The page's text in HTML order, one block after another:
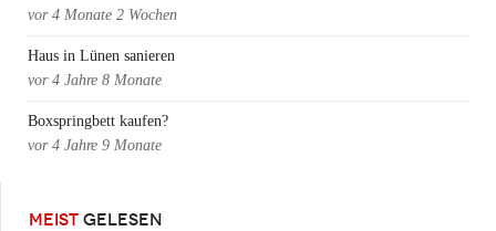
vor 4 Monate 2 Wochen
Haus in Lünen sanieren
vor 4 Jahre 8 Monate
Boxspringbett kaufen?
vor 4 Jahre 9 Monate
MEIST GELESEN